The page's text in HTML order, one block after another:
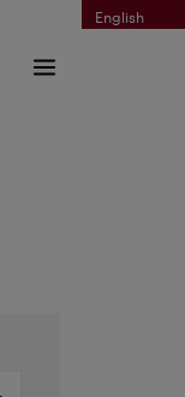
English
søkefrase
Meny